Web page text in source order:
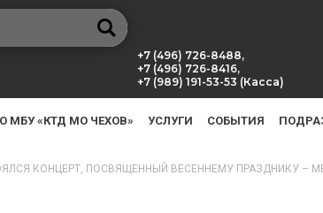
+7 (496) 726-8488,
+7 (496) 726-8416,
+7 (989) 191-53-53 (Касса)
О МБУ «КТД МО ЧЕХОВ» УСЛУГИ СОБЫТИЯ
КОНЦЕРТ, ПОСВЯЩЕННЫЙ ВЕСЕННЕМУ ПРАЗДНИКУ